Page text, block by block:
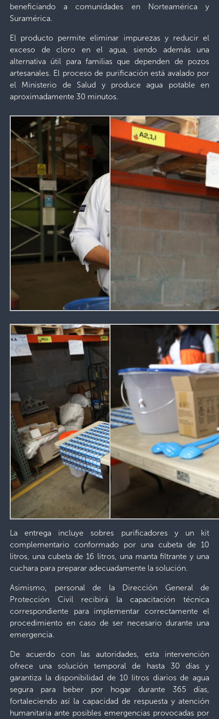
beneficiando a comunidades en Norteamérica y
Suramérica.
El producto permite eliminar impurezas y reducir el
exceso de cloro en el agua, siendo además una
alternativa útil para familias que dependen de pozos
artesanales. El proceso de purificación está avalado por
el Ministerio de Salud y produce agua potable en
aproximadamente 30 minutos.
La entrega incluye sobres purificadores y un kit
complementario conformado por una cubeta de 10
litros, una cubeta de 16 litros, una manta filtrante y una
cuchara para preparar adecuadamente la solución.
Asimismo, personal de la Dirección General de
Protección Civil recibirá la capacitación técnica
correspondiente para implementar correctamente el
procedimiento en caso de ser necesario durante una
emergencia.
De acuerdo con las autoridades, esta intervención
ofrece una solución temporal de hasta 30 días y
garantiza la disponibilidad de 10 litros diarios de agua
segura para beber por hogar durante 365 días,
fortaleciendo así la capacidad de respuesta y atención
humanitaria ante posibles emergencias provocadas por